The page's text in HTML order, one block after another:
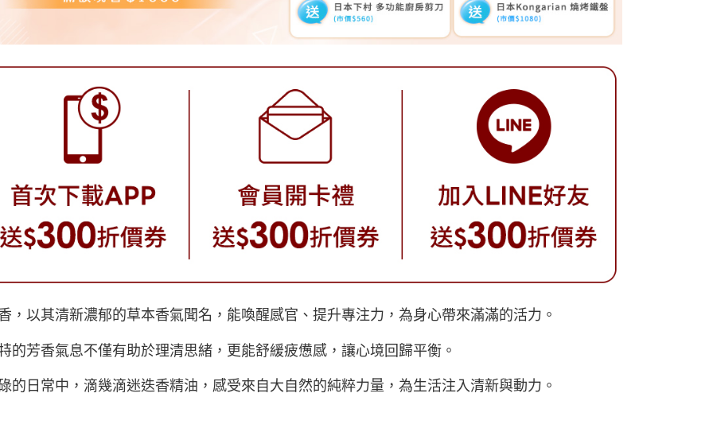
，以其清新濃郁的草本香氣聞名，能喚醒感官、提升專注力，為身心帶來滿滿的活力。
的芳香氣息不僅有助於理清思緒，更能舒緩疲憊感，讓心境回歸平衡。
的日常中，滴幾滴迷迭香精油，感受來自大自然的純粹力量，為生活注入清新與動力。